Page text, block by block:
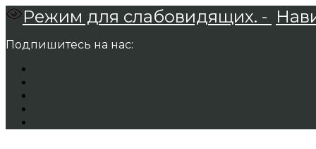
Режим для слабовидящих. -
Подпишитесь на нас: